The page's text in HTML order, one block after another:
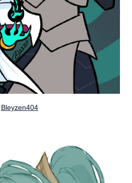
Bleyzen404